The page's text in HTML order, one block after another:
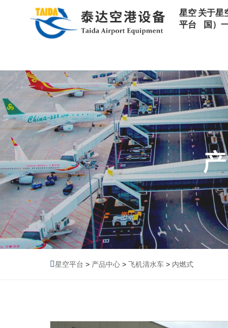
星空平台
星空
平台
关于星
国）
星空平台 > 产品中心 > 飞机清水车 > 内燃式